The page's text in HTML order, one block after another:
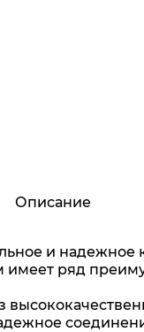
Описание
и
ряд